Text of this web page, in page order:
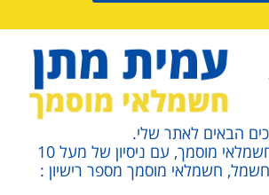
הבאים לאתר שלי.
אני עמית מתן חשמלאי מוסמך, עם ניסיון של מעל 10
חשמלאי מוסמך מספר רישיון :